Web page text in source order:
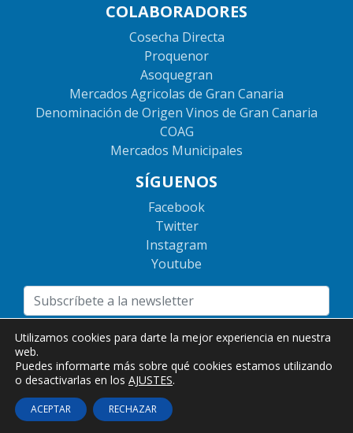
COLABORADORES
Cosecha Directa
Proquenor
Asoquegran
Mercados Agricolas de Gran Canaria
Denominación de Origen Vinos de Gran Canaria
COAG
Mercados Municipales
SÍGUENOS
Facebook
Twitter
Instagram
Youtube
He leído y acepto la política de privacidad
Utilizamos cookies para darte la mejor experiencia en nuestra
web.
Puedes informarte más sobre qué cookies estamos utilizando
o desactivarlas en los AJUSTES.
ACEPTAR RECHAZAR